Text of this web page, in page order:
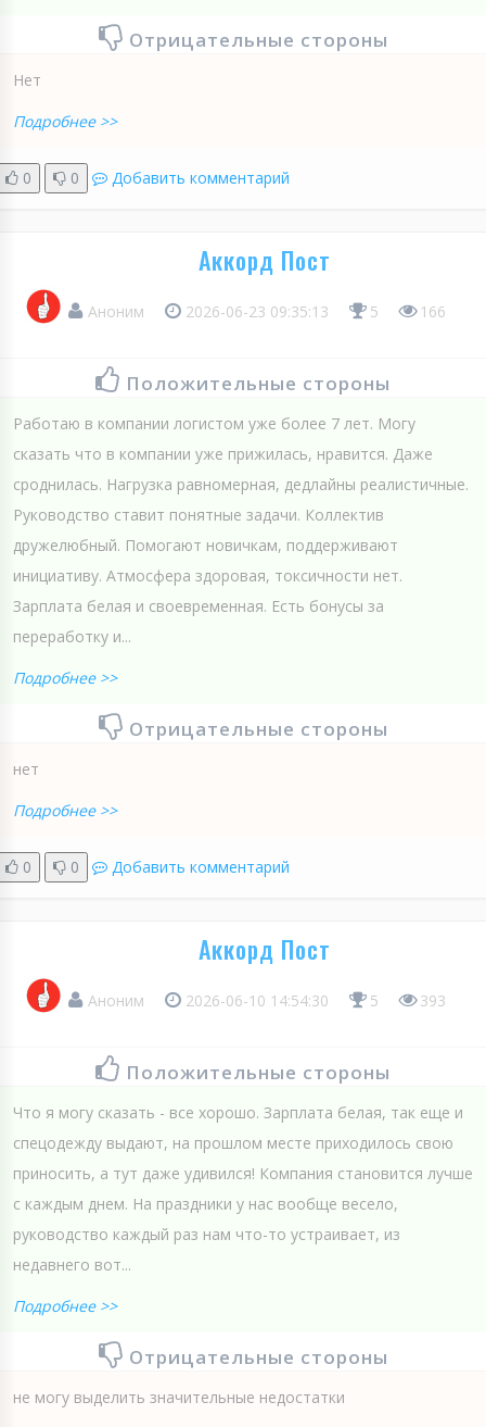
Отрицательные стороны
Нет
Подробнее >>
0 0 Добавить комментарий
Аккорд Пост
Аноним 2026-06-23 09:35:13 5 166
Положительные стороны
Работаю в компании логистом уже более 7 лет. Могу
сказать что в компании уже прижилась, нравится. Даже
сроднилась. Нагрузка равномерная, дедлайны реалистичные.
Руководство ставит понятные задачи. Коллектив
дружелюбный. Помогают новичкам, поддерживают
инициативу. Атмосфера здоровая, токсичности нет.
Зарплата белая и своевременная. Есть бонусы за
переработку и...
Подробнее >>
Отрицательные стороны
нет
Подробнее >>
0 0 Добавить комментарий
Аккорд Пост
Аноним 2026-06-10 14:54:30 5 393
Положительные стороны
Что я могу сказать - все хорошо. Зарплата белая, так еще и
спецодежду выдают, на прошлом месте приходилось свою
приносить, а тут даже удивился! Компания становится лучше
с каждым днем. На праздники у нас вообще весело,
руководство каждый раз нам что-то устраивает, из
недавнего вот...
Подробнее >>
Отрицательные стороны
не могу выделить значительные недостатки